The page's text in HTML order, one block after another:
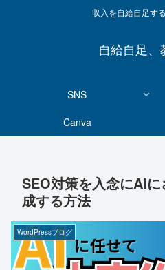
収入を自給自足す
自給自足、
SNS
Canva
SEO対策を入念にAI
成する方法
WordPressブログ